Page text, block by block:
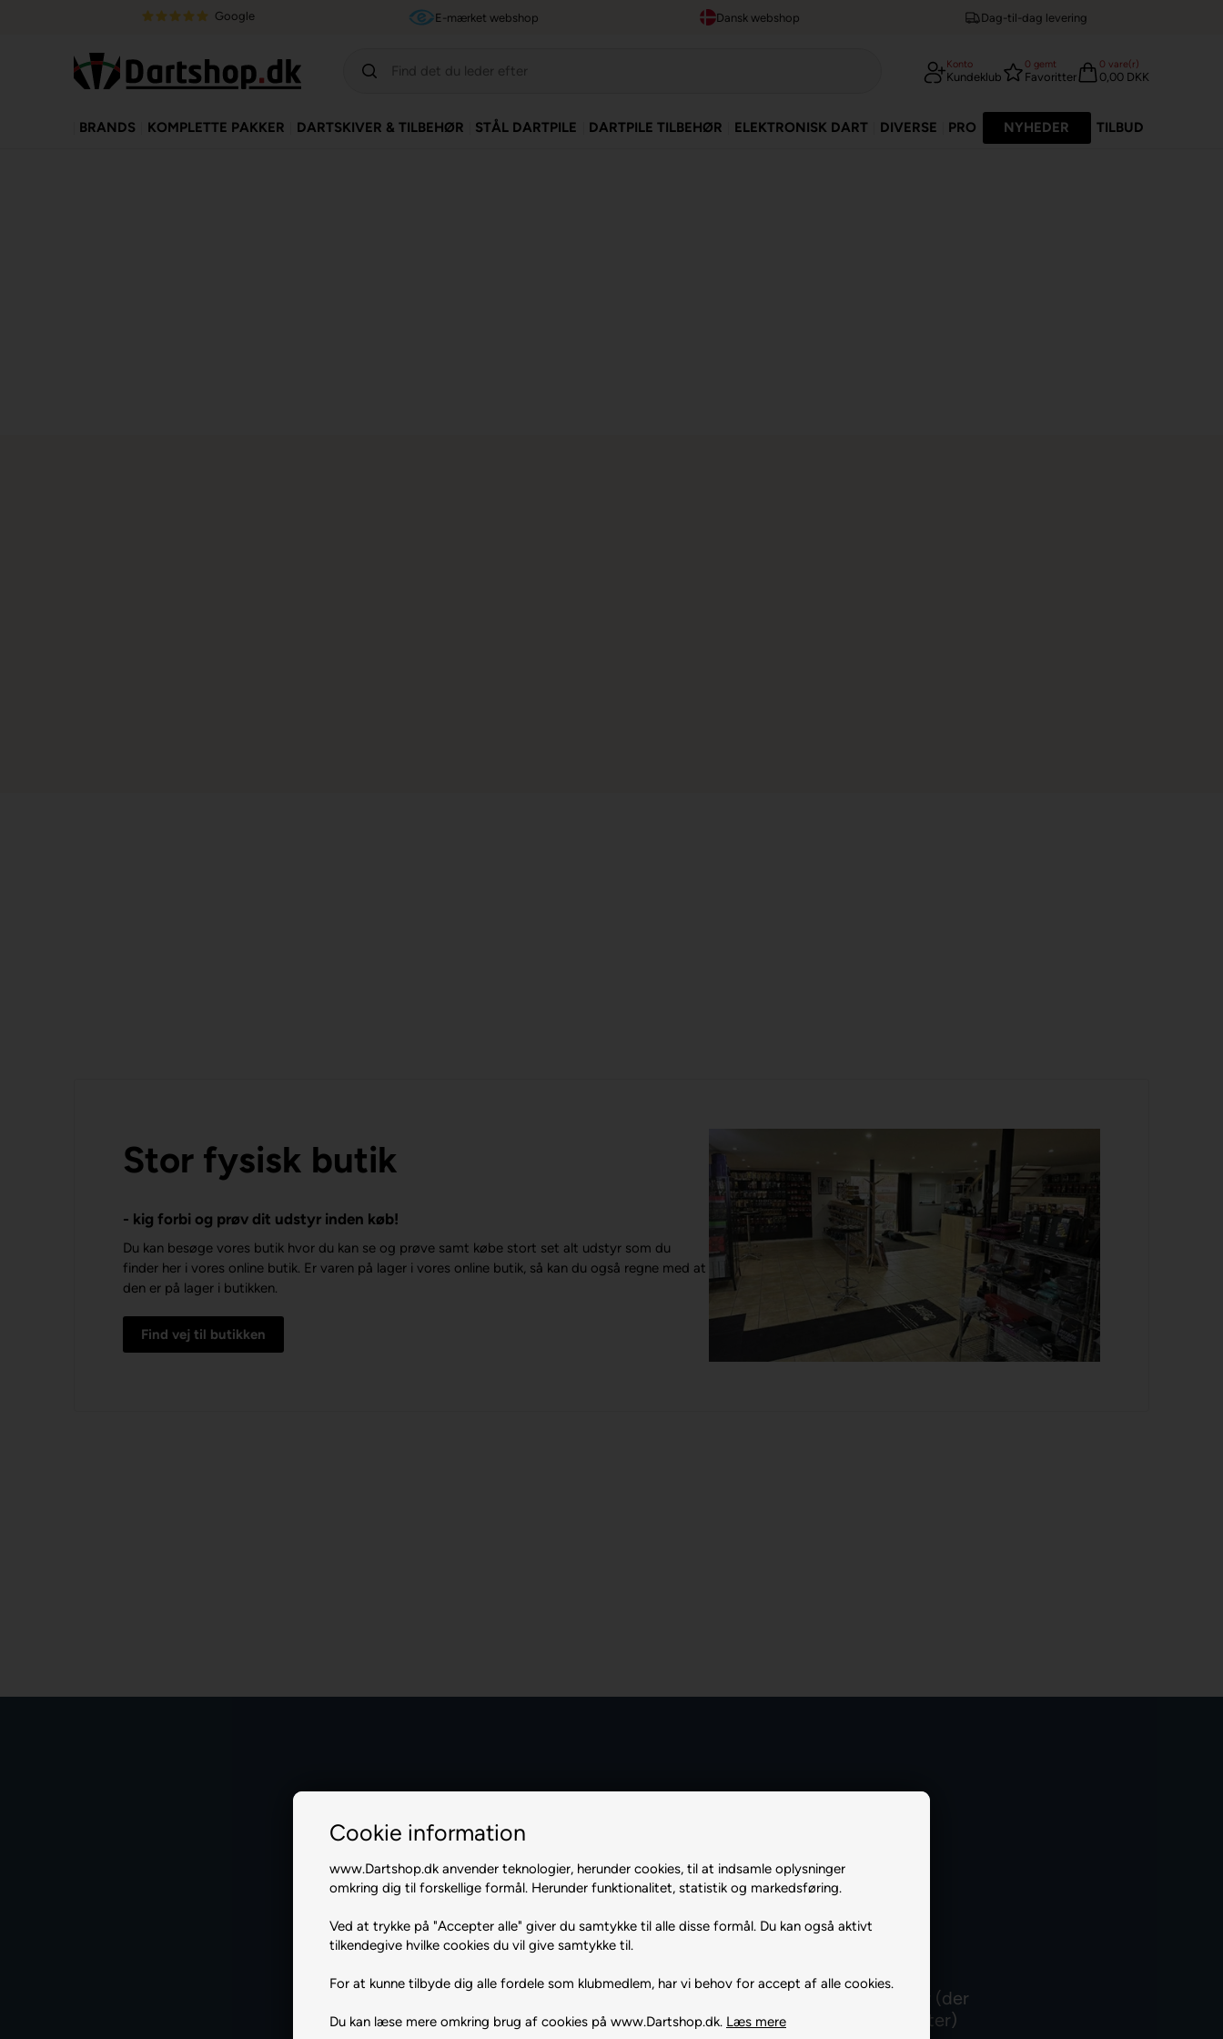
Cookie information
www.Dartshop.dk anvender teknologier, herunder cookies, til at indsamle oplysninger
omkring dig til forskellige formål. Herunder funktionalitet, statistik og markedsføring.
Ved at trykke på "Accepter alle" giver du samtykke til alle disse formål. Du kan også aktivt
tilkendegive hvilke cookies du vil give samtykke til.
For at kunne tilbyde dig alle fordele som klubmedlem, har vi behov for accept af alle cookies.
Du kan læse mere omkring brug af cookies på www.Dartshop.dk. Læs mere
Google E-mærket webshop Dansk webshop Dag-til-dag levering
Konto
Kundeklub
0 gemt
Favoritter
0 vare(r)
0,00 DKK
BRANDS KOMPLETTE PAKKER DARTSKIVER & TILBEHØR STÅL DARTPILE DARTPILE TILBEHØR ELEKTRONISK DART DIVERSE PRO NYHEDER TILBUD
Stor fysisk butik
- kig forbi og prøv dit udstyr inden køb!
Du kan besøge vores butik hvor du kan se og prøve samt købe stort set alt udstyr som du
finder her i vores online butik. Er varen på lager i vores online butik, så kan du også regne med at
den er på lager i butikken.
Find vej til butikken
Optjen 7% bonuskroner hver gang du handler (der
optjenes dog ikke bonus på nedsatte produkter)